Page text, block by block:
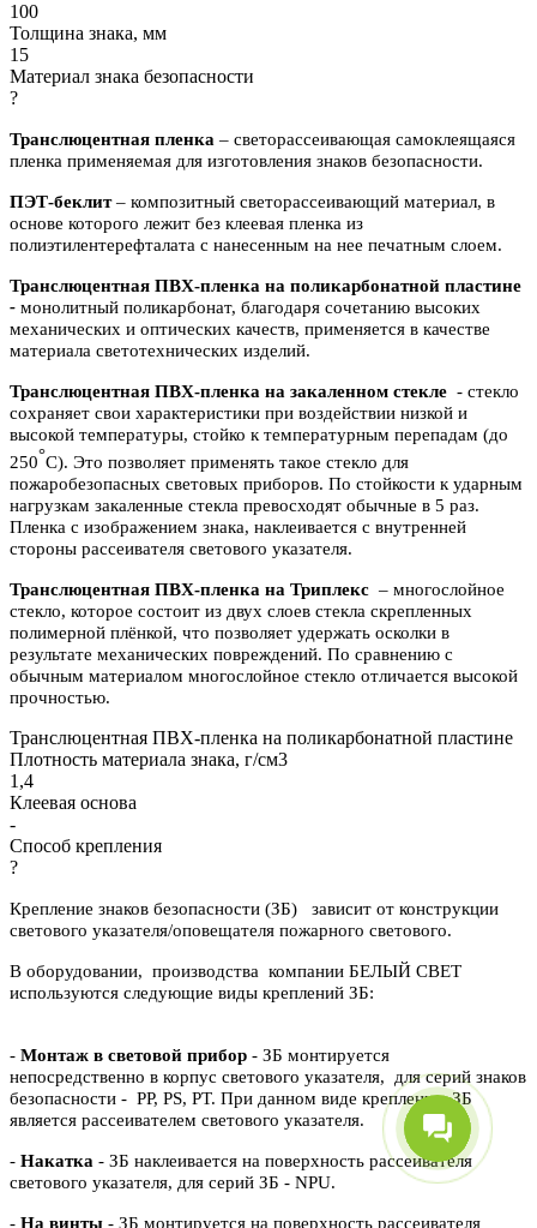
100
Толщина знака, мм
15
Материал знака безопасности
?
Транслюцентная пленка – светорассеивающая самоклеящаяся
пленка применяемая для изготовления знаков безопасности.
ПЭТ-беклит– композитный светорассеивающий материал, в
основе которого лежит без клеевая пленка из
полиэтилентерефталата с нанесенным на нее печатным слоем.
Транслюцентная ПВХ-пленка на поликарбонатной пластине
- монолитный поликарбонат, благодаря сочетанию высоких
механических и оптических качеств, применяется в качестве
материала светотехнических изделий.
Транслюцентная ПВХ-пленка на закаленном стекле - стекло
сохраняет свои характеристики при воздействии низкой и
высокой температуры, стойко к температурным перепадам (до
250°С). Это позволяет применять такое стекло для
пожаробезопасных световых приборов. По стойкости к ударным
нагрузкам закаленные стекла превосходят обычные в 5 раз.
Пленка с изображением знака, наклеивается с внутренней
стороны рассеивателя светового указателя.
Транслюцентная ПВХ-пленка на Триплекс – многослойное
стекло, которое состоит из двух слоев стекла скрепленных
полимерной плёнкой, что позволяет удержать осколки в
результате механических повреждений. По сравнению с
обычным материалом многослойное стекло отличается высокой
прочностью.
Транслюцентная ПВХ-пленка на поликарбонатной пластине
Плотность материала знака, г/см3
1,4
Клеевая основа
-
Способ крепления
?
Крепление знаков безопасности (ЗБ) зависит от конструкции
светового указателя/оповещателя пожарного светового.
В оборудовании, производства компании БЕЛЫЙ СВЕТ
используются следующие виды креплений ЗБ:
- Монтаж в световой прибор - ЗБ монтируется
непосредственно в корпус светового указателя, для серий знаков
безопасности - PP, PS, PT. При данном виде крепления, ЗБ
является рассеивателем светового указателя.
- Накатка - ЗБ наклеивается на поверхность рассеивателя
светового указателя, для серий ЗБ - NPU.
- На винты - ЗБ монтируется на поверхность рассеивателя